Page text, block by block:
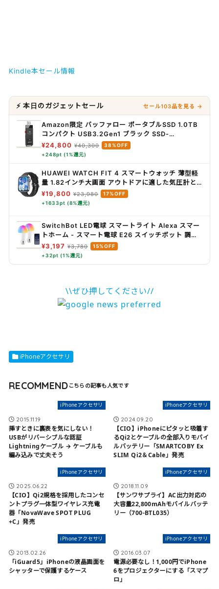
Kindle本セール情報
⚡ 本日のガジェットセール セール103品を見る →
Amazon限定 バッファロー ポータブルSSD 1.0TB
コンパクト USB3.2Gen1 ブラック SSD-
PUT1.0U3-B/N
¥24,800 ¥40,300
38%OFF
+248pt (1%還元)
HUAWEI WATCH FIT 4 スマートウォッチ 薄型軽
量 1.82インチ大画面 アウトドアに適した気圧計と
測位システム 通知 フィットネス ヘルストラッカー
情緒測定 10日間ロングバッテリー iOS/Android対
¥19,800 ¥23,980
17%OFF
+1633pt (8%還元)
SwitchBot LED電球 スマートライト Alexa スマー
トホーム - スマート電球 E26 スイッチボット 調光
調色 広配光 800lm 60W形相当 電球色・昼白色対
応 RGBCWマルチカラー 1600万色 間接照明
Google Home IFTTT イフト Siri SmartThings
¥3,197 ¥3,780
15%OFF
+32pt (1%還元)
\\ぜひ押してください//
iPhoneアクセサリ
RECOMMEND
iPhoneアクセサリ
2015.11.19
挿すときに裏表を気にしない！
USBがリバーシブルな認証
Lightningケーブル → ケーブルも
編み込みで丈夫そう
iPhoneアクセサリ
2024.09.20
【CIO】iPhoneにピタッと吸着す
るQi2とケーブルの全部入りモバイ
ルバッテリー「SMARTCOBY Ex
SLIM Qi2＆Cable」発売
iPhoneアクセサリ
2025.06.22
【CIO】Qi2規格を採用したコンセ
ントプラグ一体型ワイヤレス充電
器「NovaWave SPOT PLUG
+C」発売
iPhoneアクセサリ
2018.11.09
【サンワサプライ】AC出力対応の
大容量22,800mAhモバイルバッテ
リー（700-BTL035）
iPhoneアクセサリ
2013.02.26
「iGuard5」iPhoneの液晶画面を
シャッターで保護するケース
iPhoneアクセサリ
2016.03.07
電源必要なし！1,000円でiPhone
6をプロジェクターにする「スマプ
ロ」